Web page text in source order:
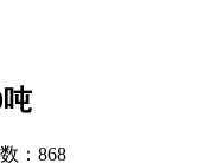
： 868